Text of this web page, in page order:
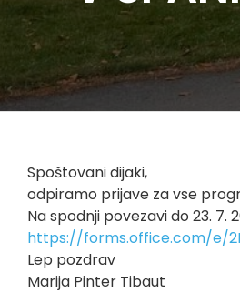
Spoštovani dijaki,
odpiramo prijave za vse
Na spodnji povezavi do 23. 7.
https://forms.office.com/e/
Lep pozdrav
​Marija Pinter Tibaut